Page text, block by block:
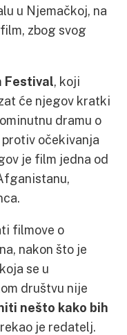
u Njemačkoj, na
zbog svog
Festival, koji
će njegov kratki
dramu o
očekivanja
je film jedna od
filmove o
nakon što je
se u
društvu nije
nešto kako bih
rekao je redatelj.